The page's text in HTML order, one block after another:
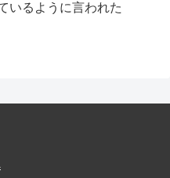
いるように言われた